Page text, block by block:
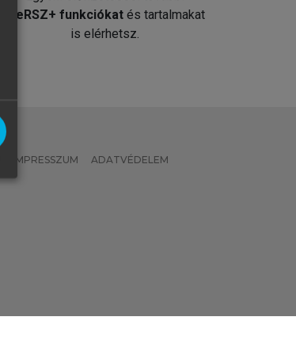
MeRSZ+ funkciókat és tartalmakat
is elérhetsz.
IMPRESSZUM ADATVÉDELEM